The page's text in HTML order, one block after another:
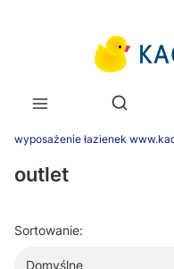
Otwórz
wyposażenie łazienek
outlet
Sortowanie:
Domyślne